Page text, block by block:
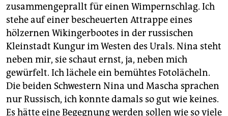
genossenschaft
epaper login
zusammengeprallt für einen Wimpernschlag. Ich
stehe auf einer bescheuerten Attrappe eines
hölzernen Wikingerbootes in der russischen
Kleinstadt Kungur im Westen des Urals. Nina steht
neben mir, sie schaut ernst, ja, neben mich
gewürfelt. Ich lächele ein bemühtes Fotolächeln.
Die beiden Schwestern Nina und Mascha sprachen
nur Russisch, ich konnte damals so gut wie keines.
Es hätte eine Begegnung werden sollen wie so viele